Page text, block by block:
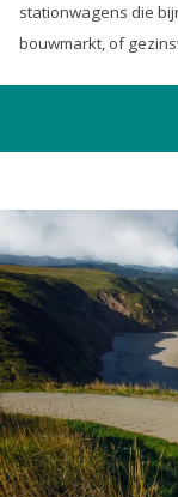
stationwagens die
bouwmarkt, of
zeulen. We houden